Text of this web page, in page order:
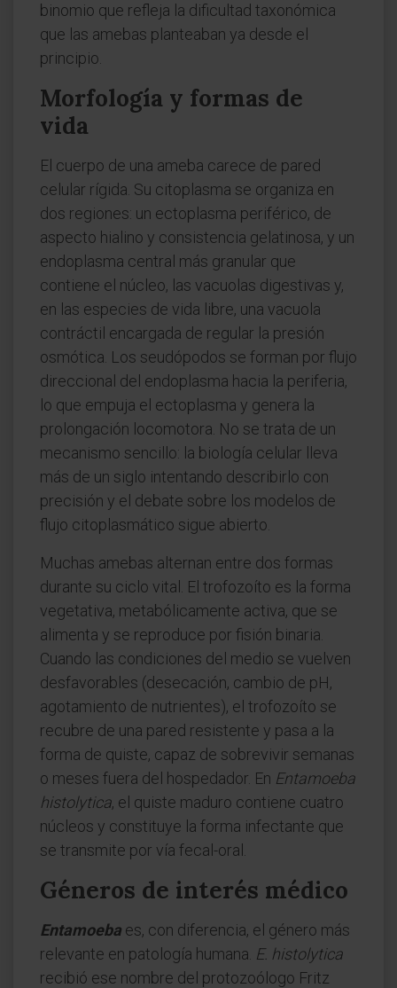
binomio que refleja la dificultad taxonómica
que las amebas planteaban ya desde el
principio.
Morfología y formas de
vida
El cuerpo de una ameba carece de pared
celular rígida. Su citoplasma se organiza en
dos regiones: un ectoplasma periférico, de
aspecto hialino y consistencia gelatinosa, y un
endoplasma central más granular que
contiene el núcleo, las vacuolas digestivas y,
en las especies de vida libre, una vacuola
contráctil encargada de regular la presión
osmótica. Los seudópodos se forman por flujo
direccional del endoplasma hacia la periferia,
lo que empuja el ectoplasma y genera la
prolongación locomotora. No se trata de un
mecanismo sencillo: la biología celular lleva
más de un siglo intentando describirlo con
precisión y el debate sobre los modelos de
flujo citoplasmático sigue abierto.
Muchas amebas alternan entre dos formas
durante su ciclo vital. El trofozoíto es la forma
vegetativa, metabólicamente activa, que se
alimenta y se reproduce por fisión binaria.
Cuando las condiciones del medio se vuelven
desfavorables (desecación, cambio de pH,
agotamiento de nutrientes), el trofozoíto se
recubre de una pared resistente y pasa a la
forma de quiste, capaz de sobrevivir semanas
o meses fuera del hospedador. En Entamoeba
histolytica, el quiste maduro contiene cuatro
núcleos y constituye la forma infectante que
se transmite por vía fecal-oral.
Géneros de interés médico
Entamoeba es, con diferencia, el género más
relevante en patología humana. E. histolytica
recibió ese nombre del protozoólogo Fritz